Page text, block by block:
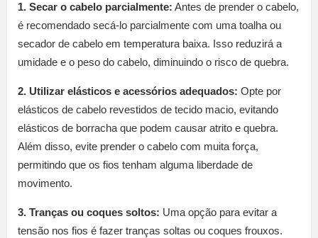
1. Secar o cabelo parcialmente: Antes de prender o cabelo,
é recomendado secá-lo parcialmente com uma toalha ou
secador de cabelo em temperatura baixa. Isso reduzirá a
umidade e o peso do cabelo, diminuindo o risco de quebra.
2. Utilizar elásticos e acessórios adequados: Opte por
elásticos de cabelo revestidos de tecido macio, evitando
elásticos de borracha que podem causar atrito e quebra.
Além disso, evite prender o cabelo com muita força,
permitindo que os fios tenham alguma liberdade de
movimento.
3. Tranças ou coques soltos: Uma opção para evitar a
tensão nos fios é fazer tranças soltas ou coques frouxos.